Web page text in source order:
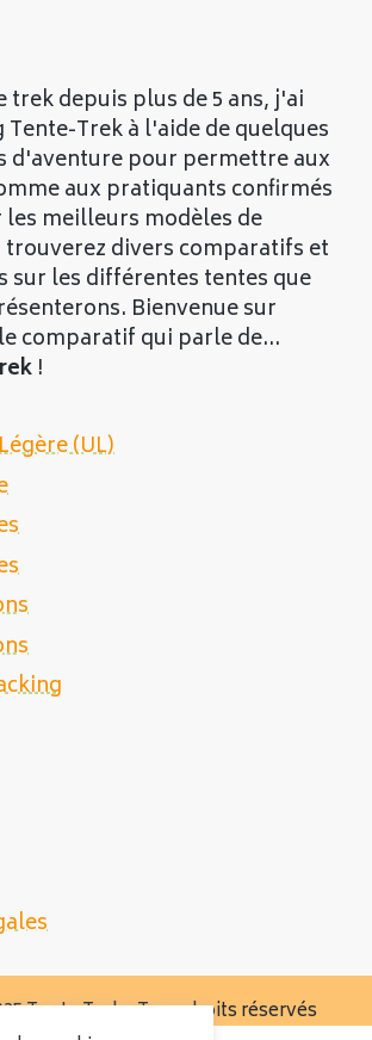
trek depuis plus de 5 ans, j'ai
Tente-Trek à l'aide de quelques
d'aventure pour permettre aux
aux pratiquants confirmés
meilleurs modèles de
trouverez divers comparatifs et
sur les différentes tentes que
Bienvenue sur
comparatif qui parle de...
!
(UL)
Tente Trek - Tous droits réservés